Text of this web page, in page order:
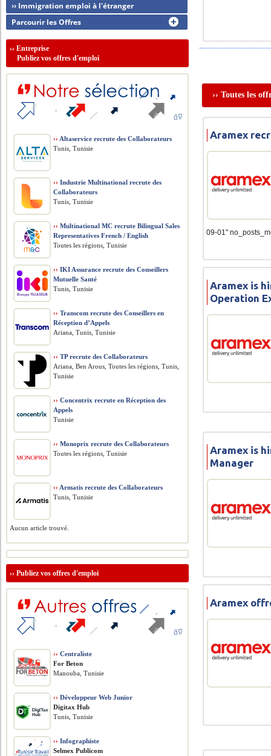
›› Toutes les
Aramex
09-01"
Aramex is
Operation
Aramex is
Manager
Aramex
›› Immigration emploi à l'étranger
Parcourir les Offres
››Entreprise
Publiez vos offres d'emploi
›› Altaservice recrute des Collaborateurs
Tunis, Tunisie
›› Industrie Multinational recrute des
Collaborateurs
Tunis, Tunisie
›› Multinational MC recrute Bilingual Sales
Representatives French / English
Toutes les régions, Tunisie
›› IKI Assurance recrute des Conseillers
Mutuelle Santé
Tunis, Tunisie
›› Transcom recrute des Conseillers en
Réception d’Appels
Ariana, Tunis, Tunisie
›› TP recrute des Collaborateurs
Ariana, Ben Arous, Toutes les régions, Tunis,
Tunisie
›› Concentrix recrute en Réception des
Appels
Tunisie
›› Monoprix recrute des Collaborateurs
Toutes les régions, Tunisie
›› Armatis recrute des Collaborateurs
Tunis, Tunisie
Aucun article trouvé.
››Publiez vos offres d'emploi
›› Centraliste
For Beton
Manouba, Tunisie
›› Développeur Web Junior
Digitax Hub
Tunis, Tunisie
›› Infographiste
Selmex Publicom